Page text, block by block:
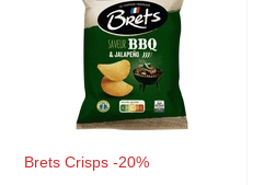
Brets Crisps -20%